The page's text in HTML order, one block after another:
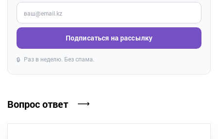
Введите ваш e-mail
Подписаться на рассылку
🔒 Раз в неделю. Без спама.
Вопрос ответ